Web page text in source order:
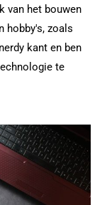
van het bouwen
hobby's, zoals
kant en ben
te